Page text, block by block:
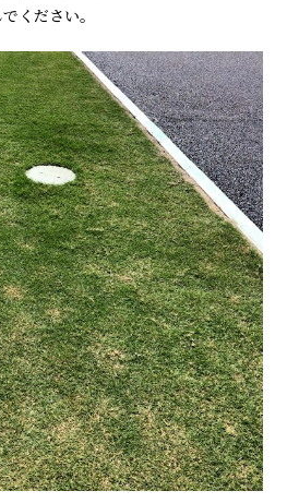
ください。